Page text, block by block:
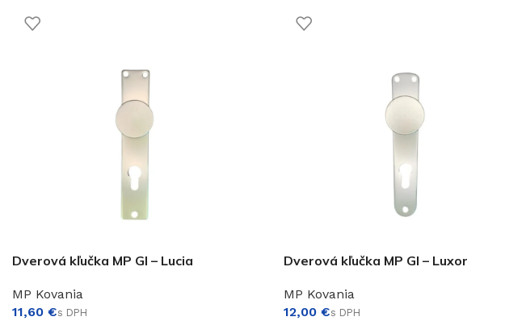
Dverová kľučka MP GI – Lucia
MP Kovania
€
Dverová kľučka MP GI – Luxor
MP Kovania
€